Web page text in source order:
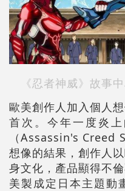
《忍者神威》故事
歐美創作人加入個人
首次。今年一度炎
（Assassin's Creed
想像的結果，創作人
身文化，產品顯得不
美製成定日本主題動